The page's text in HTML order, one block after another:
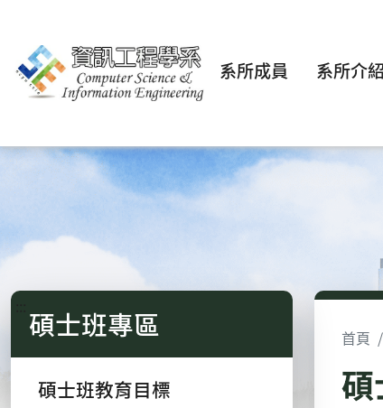
系所成員 系所介紹
碩士班專區
碩士班教育目標
首頁